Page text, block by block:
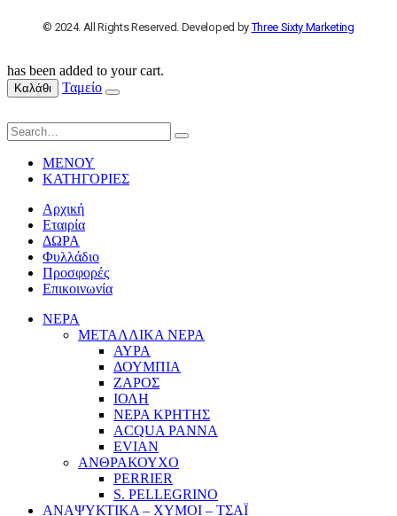
© 2024. All Rights Reserved. Developed byThree Sixty Marketing
has been added to your cart.
Καλάθι Ταμείο
ΜΕΝΟΥ
ΚΑΤΗΓΟΡΙΕΣ
Αρχική
Εταιρία
ΔΩΡΑ
Φυλλάδιο
Προσφορές
Επικοινωνία
ΝΕΡΑ
ΜΕΤΑΛΛΙΚΑ ΝΕΡΑ
ΑΥΡΑ
ΔΟΥΜΠΙΑ
ΖΑΡΟΣ
ΙΟΛΗ
ΝΕΡΑ ΚΡΗΤΗΣ
ACQUA PANNA
EVIAN
ΑΝΘΡΑΚΟΥΧΟ
PERRIER
S. PELLEGRINO
ΑΝΑΨΥΚΤΙΚΑ – ΧΥΜΟΙ – ΤΣΑΪ